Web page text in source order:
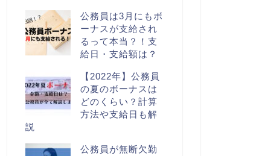
公務員は3月にもボ
ーナスが支給され
るって本当？！支
給日・支給額は？
【2022年】公務員
の夏のボーナスは
どのくらい？計算
方法や支給日も解
説
公務員が無断欠勤